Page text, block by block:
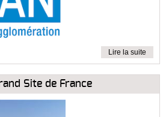
Lire la suite
Site de France